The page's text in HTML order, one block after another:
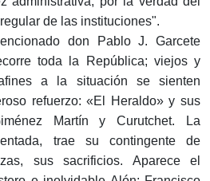
de las instituciones".
don Pablo J. Garcete
toda la República; viejos y
a la situación se sienten
refuerzo: «El Heraldo» y sus
Martín y Curutchet. La
trae su contingente de
sus sacrificios. Aparece el